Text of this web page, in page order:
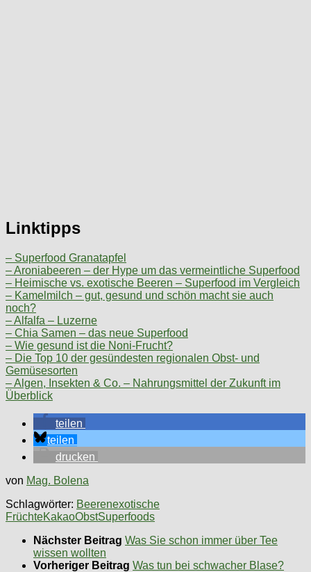
Linktipps
– Superfood Granatapfel
– Aroniabeeren – der Hype um das vermeintliche Superfood
– Heimische vs. exotische Beeren – Superfood im Vergleich
– Kamelmilch – gut, gesund und schön macht sie auch
noch?
– Alfalfa – Luzerne
– Chia Samen – das neue Superfood
– Wie gesund ist die Noni-Frucht?
– Die Top 10 der gesündesten regionalen Obst- und
Gemüsesorten
– Algen, Insekten & Co. – Nahrungsmittel der Zukunft im
Überblick
teilen
teilen
drucken
von Mag. Bolena
Schlagwörter: Beerenexotische
FrüchteKakaoObstSuperfoods
Nächster Beitrag Was Sie schon immer über Tee
wissen wollten
Vorheriger Beitrag Was tun bei schwacher Blase?